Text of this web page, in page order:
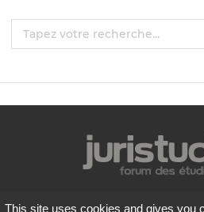
Mentions
This site uses cookies and gives you